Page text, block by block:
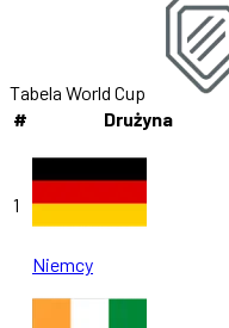
Tabela World Cup
#
Drużyna
1
Niemcy